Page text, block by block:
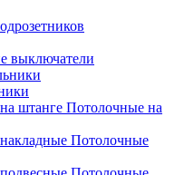
выключатели
Потолочные на
Потолочные